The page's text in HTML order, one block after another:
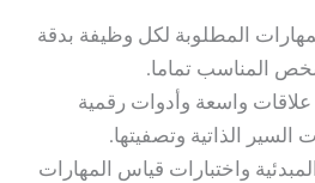
المطلوبة لكل وظيفة بدقة
المناسب تماما.
واسعة وأدوات رقمية
الذاتية وتصفيتها.
واختبارات قياس المهارات